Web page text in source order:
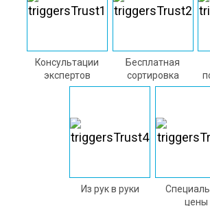
Консультации
экспертов
Бесплатная
сортировка
Из рук в руки
цены